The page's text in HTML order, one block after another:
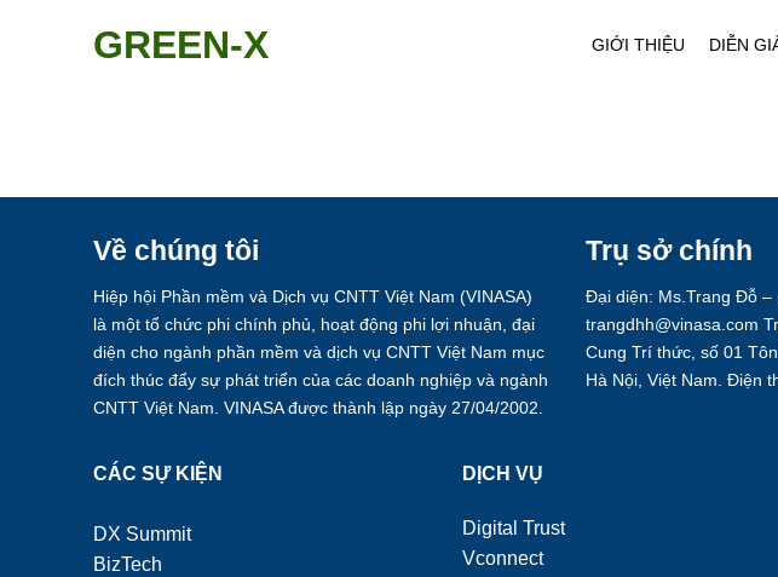
GREEN-X GIỚI THIỆU DIỄN
Về chúng tôi
Hiệp hội Phần mềm và Dịch vụ CNTT Việt Nam (VINASA)
là một tổ chức phi chính phủ, hoạt động phi lợi nhuận, đại
diện cho ngành phần mềm và dịch vụ CNTT Việt Nam mục
đích thúc đẩy sự phát triển của các doanh nghiệp và ngành
CNTT Việt Nam. VINASA được thành lập ngày 27/04/2002.
Trụ sở chính
Đại diện: Ms.Trang Đỗ –
trangdhh@vinasa.com
Cung Trí thức, số 01
Hà Nội, Việt Nam. Điện
CÁC SỰ KIỆN
DX Summit
BizTech
DỊCH VỤ
Digital Trust
Vconnect